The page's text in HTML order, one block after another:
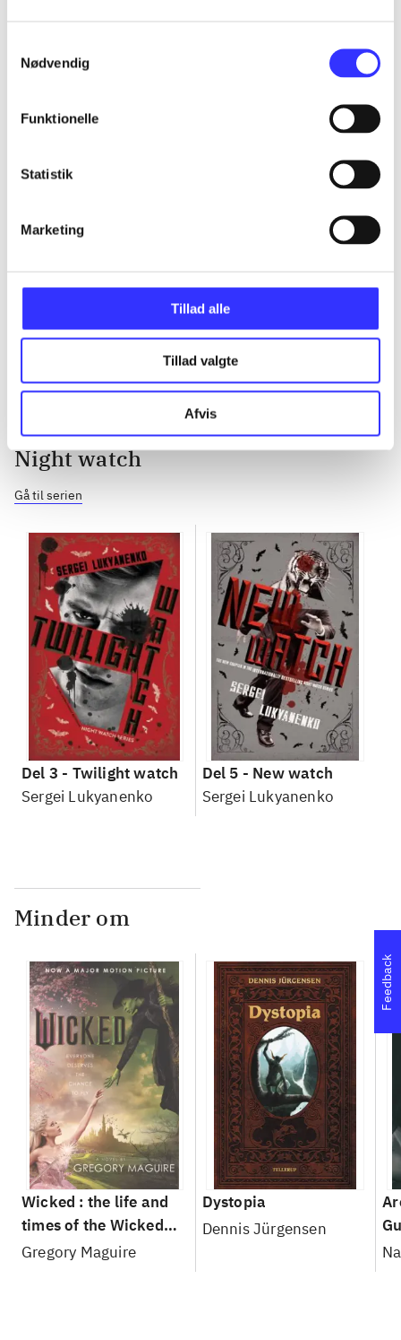
Nødvendig
Funktionelle
Statistik
Marketing
Tillad alle
Tillad valgte
Afvis
Night watch
Gå til serien
Del 3 - Twilight watch
Sergei Lukyanenko
Del 5 - New watch
Sergei Lukyanenko
Minder om
Wicked : the life and
times of the Wicked
Witch of the West : a
Gregory Maguire
Dystopia
Dennis Jürgensen
Feedback